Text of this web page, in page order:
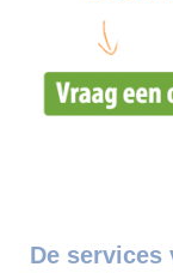
De services